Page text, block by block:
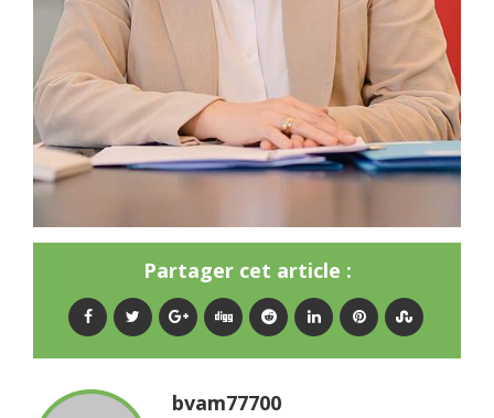
Partager cet article :
bvam77700